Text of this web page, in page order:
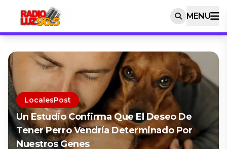
MENU
LocalesPost
Un Estudio Confirma Que El Deseo De
Tener Perro Vendría Determinado Por
Nuestros Genes